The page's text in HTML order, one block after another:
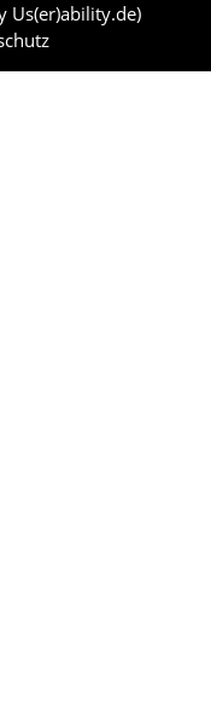
Us(er)ability.de)